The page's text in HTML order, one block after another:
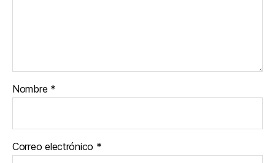
Nombre *
Correo electrónico *